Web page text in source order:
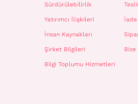
Sürdürülebilirlik
Yatırımcı İlişkileri
İnsan Kaynakları
Şirket Bilgileri
Bilgi Toplumu Hizmetleri
Bize